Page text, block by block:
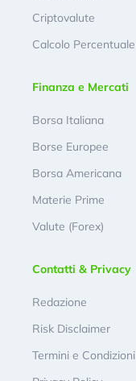
Criptovalute
Calcolo Percentuale
Finanza e Mercati
Borsa Italiana
Borse Europee
Borsa Americana
Materie Prime
Valute (Forex)
Contatti & Privacy
Redazione
Risk Disclaimer
Termini e Condizioni